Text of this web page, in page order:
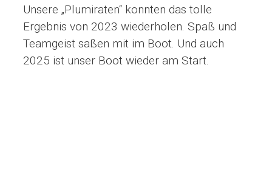
Unsere „Plumiraten“ konnten das tolle
Ergebnis von 2023 wiederholen. Spaß und
Teamgeist saßen mit im Boot. Und auch
2025 ist unser Boot wieder am Start.